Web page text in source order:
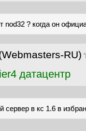
nod32 ? когда он
RU)
датацентр
сервер в кс 1.6 в